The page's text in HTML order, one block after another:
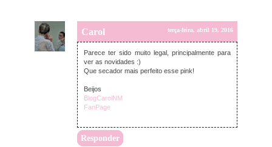
Carol terça-feira, abril 19, 2016
Parece ter sido muito legal, principalmente para
ver as novidades :)
Que secador mais perfeito esse pink!
Beijos
BlogCarolNM
FanPage
Responder